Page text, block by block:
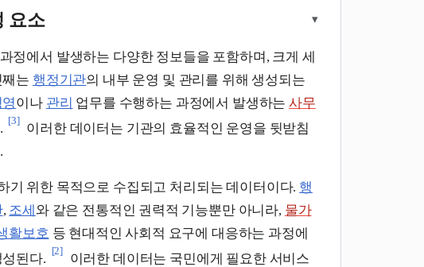
요소 ▾
정에서 발생하는 다양한 정보들을 포함하며, 크게 세
는 행정기관의 내부 운영 및 관리를 위해 생성되는
이나 관리 업무를 수행하는 과정에서 발생하는사무
[3]
이러한 데이터는 기관의 효율적인 운영을 뒷받침
기 위한 목적으로 수집되고 처리되는 데이터이다. 행
, 조세 와 같은 전통적인 권력적 기능뿐만 아니라, 물가
활보호 등 현대적인 사회적 요구에 대응하는 과정에
된다.
[2]
이러한 데이터는 국민에게 필요한 서비스